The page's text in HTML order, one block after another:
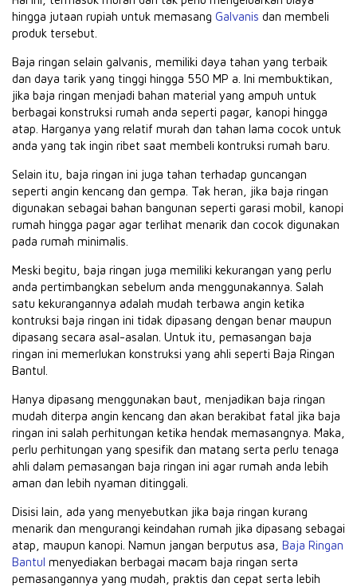
hingga jutaan rupiah untuk memasang Galvanis dan membeli
produk tersebut.
Baja ringan selain galvanis, memiliki daya tahan yang terbaik
dan daya tarik yang tinggi hingga 550 MP a. Ini membuktikan,
jika baja ringan menjadi bahan material yang ampuh untuk
berbagai konstruksi rumah anda seperti pagar, kanopi hingga
atap. Harganya yang relatif murah dan tahan lama cocok untuk
anda yang tak ingin ribet saat membeli kontruksi rumah baru.
Selain itu, baja ringan ini juga tahan terhadap guncangan
seperti angin kencang dan gempa. Tak heran, jika baja ringan
digunakan sebagai bahan bangunan seperti garasi mobil, kanopi
rumah hingga pagar agar terlihat menarik dan cocok digunakan
pada rumah minimalis.
Meski begitu, baja ringan juga memiliki kekurangan yang perlu
anda pertimbangkan sebelum anda menggunakannya. Salah
satu kekurangannya adalah mudah terbawa angin ketika
kontruksi baja ringan ini tidak dipasang dengan benar maupun
dipasang secara asal-asalan. Untuk itu, pemasangan baja
ringan ini memerlukan konstruksi yang ahli seperti Baja Ringan
Bantul.
Hanya dipasang menggunakan baut, menjadikan baja ringan
mudah diterpa angin kencang dan akan berakibat fatal jika baja
ringan ini salah perhitungan ketika hendak memasangnya. Maka,
perlu perhitungan yang spesifik dan matang serta perlu tenaga
ahli dalam pemasangan baja ringan ini agar rumah anda lebih
aman dan lebih nyaman ditinggali.
Disisi lain, ada yang menyebutkan jika baja ringan kurang
menarik dan mengurangi keindahan rumah jika dipasang sebagai
atap, maupun kanopi. Namun jangan berputus asa, Baja Ringan
Bantul menyediakan berbagai macam baja ringan serta
pemasangannya yang mudah, praktis dan cepat serta lebih